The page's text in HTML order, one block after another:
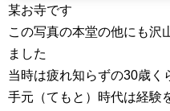
某お寺です
この写真の本堂の他にも沢
ました
当時は疲れ知らずの30歳く
手元（てもと）時代は経験